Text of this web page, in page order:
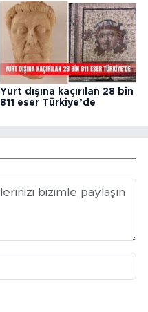
Yurt dışına kaçırılan 28 bin
811 eser Türkiye’de